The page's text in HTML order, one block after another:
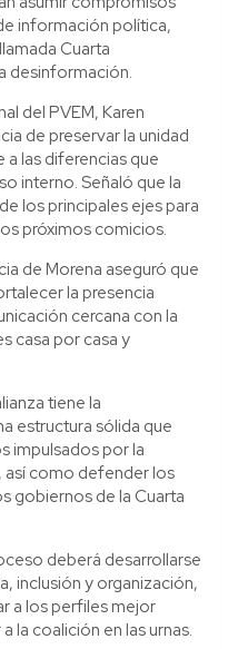
información política,
Cuarta
desinformación.
del PVEM, Karen
de preservar la unidad
las diferencias que
interno. Señaló que la
los principales ejes para
próximos comicios.
de Morena aseguró que
la presencia
cercana con la
casa por casa y
tiene la
estructura sólida que
impulsados por la
así como defender los
gobiernos de la Cuarta
deberá desarrollarse
inclusión y organización,
a los perfiles mejor
la coalición en las urnas.